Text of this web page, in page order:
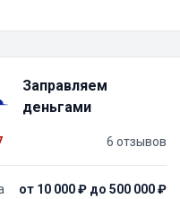
Заправляем
деньгами
6 отзывов
от 10 000 ₽ до 500 000 ₽